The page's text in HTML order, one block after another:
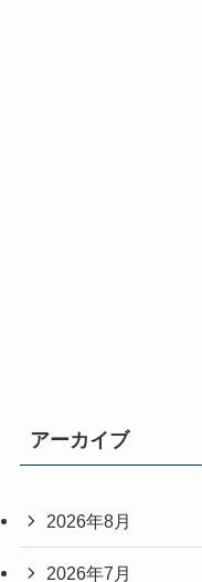
アーカイブ
2026年8月
2026年7月